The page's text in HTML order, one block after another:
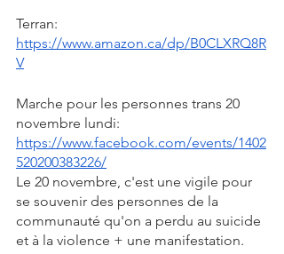
Terran:
https://www.amazon.ca/dp/B0CLXRQ8R
V
Marche pour les personnes trans 20
novembre lundi:
https://www.facebook.com/events/1402
520200383226/
Le 20 novembre, c'est une vigile pour
se souvenir des personnes de la
communauté qu'on a perdu au suicide
et à la violence + une manifestation.